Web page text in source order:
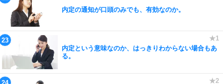
内定の通知が口頭のみでも、有効なのか。
内定という意味なのか、はっきりわからない場合もあ
る。